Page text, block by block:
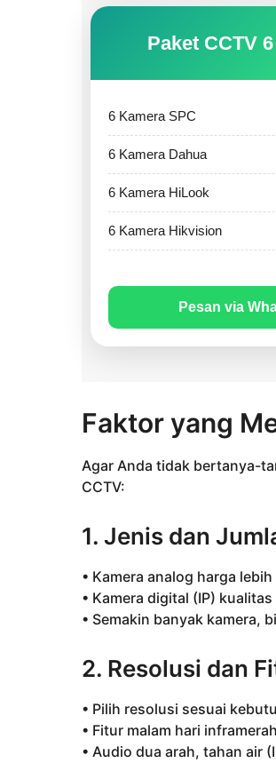
Paket CCTV
6 Kamera SPC
6 Kamera Dahua
6 Kamera HiLook
6 Kamera Hikvision
Pesan via
Faktor yang
Agar Anda tidak bertanya-
CCTV:
1. Jenis dan
• Kamera analog harga
• Kamera digital (IP)
• Semakin banyak kamera,
2. Resolusi dan
• Pilih resolusi sesuai
• Fitur malam hari
• Audio dua arah, tahan air